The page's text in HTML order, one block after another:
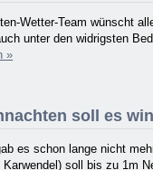
Wetter-Team wünscht
unter den widrigsten
»
soll es
es schon lange nicht
Karwendel) soll bis zu 1m